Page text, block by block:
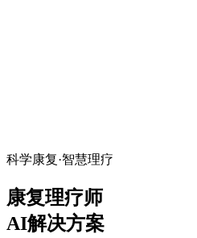
科学康复·智慧理疗
康复理疗师
AI解决方案